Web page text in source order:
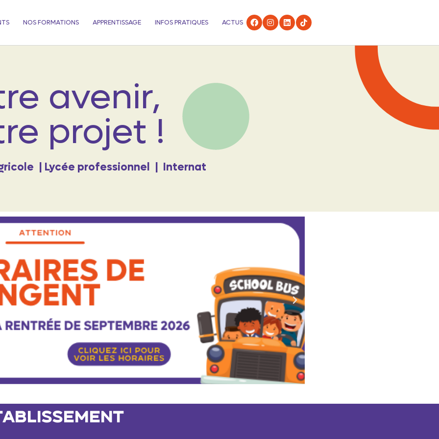
NOS FORMATIONS APPRENTISSAGE INFOS PRATIQUES ACTUS
avenir,
projet !
Lycée professionnel Internat